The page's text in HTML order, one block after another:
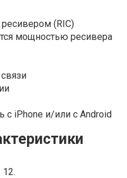
(RIC)
мощностью ресивера
с iPhone и/или с Android